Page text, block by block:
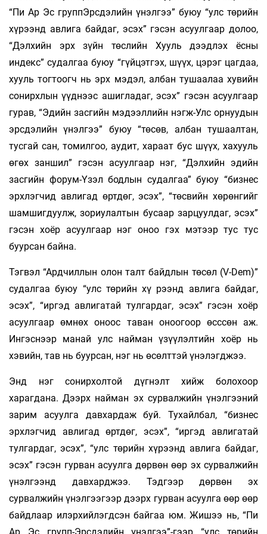
“Пи Ар Эс группЭрсдэлийн үнэлгээ” буюу “улс төрийн
хүрээнд авлига байдаг, эсэх” гэсэн асуулгаар долоо,
“Дэлхийн эрх зүйн төслийн Хууль дээдлэх ёсны
индекс” судалгаа буюу “гүйцэтгэх, шүүх, цэрэг цагдаа,
хууль тогтоогч нь эрх мэдэл, албан тушаалаа хувийн
сонирхлын үүднээс ашигладаг, эсэх” гэсэн асуулгаар
гурав, “Эдийн засгийн мэдээллийн нэгж-Улс орнуудын
эрсдэлийн үнэлгээ” буюу “төсөв, албан тушаалтан,
тусгай сан, томилгоо, аудит, хараат бус шүүх, хахууль
өгөх заншил” гэсэн асуулгаар нэг, “Дэлхийн эдийн
засгийн форум-Үзэл бодлын судалгаа” буюу “бизнес
эрхлэгчид авлигад өртдөг, эсэх”, “төсвийн хөрөнгийг
шамшигдуулж, зориулалтын бусаар зарцуулдаг, эсэх”
гэсэн хоёр асуул­гаар нэг оноо гэх мэтээр тус тус
буурсан байна.
Тэгвэл “Ардчиллын олон талт байдлын төсөл (V-Dem)”
судалгаа буюу “улс төрийн хү­ рээнд авлига байдаг,
эсэх”, “иргэд авлигатай тулгардаг, эсэх” гэсэн хоёр
асуулгаар өмнөх оноос таван оноогоор өсссөн аж.
Ингэснээр манай улс найман үзүүлэлтийн хоёр нь
хэвийн, тав нь буурсан, нэг нь өсөлттэй үнэлэгджээ.
Энд нэг сонирхолтой дүгнэлт хийж болохоор
харагдана. Дээрх найман эх сурвалжийн үнэлгээний
зарим асуулга давхардаж буй. Тухайлбал, “бизнес
эрхлэгчид авлигад өртдөг, эсэх”, “иргэд авлигатай
тулгардаг, эсэх”, “улс төрийн хүрээнд авлига байдаг,
эсэх” гэсэн гурван асуулга дөрвөн өөр эх сурвалжийн
үнэлгээнд давхарджээ. Тэдгээр дөрвөн эх
сурвалжийн үнэлгээгээр дээрх гурван асуулга өөр өөр
байдлаар илэрхийлэгдсэн байгаа юм. Жишээ нь, “Пи